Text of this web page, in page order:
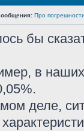
Про
бы
в
деле,